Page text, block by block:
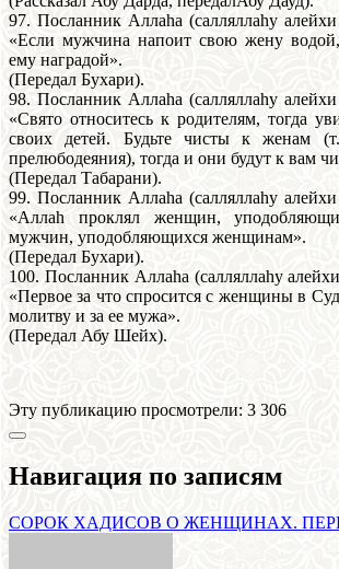
97. Посланник Аллаhа (салляллаhу алейхи
«Если мужчина напоит свою жену
ему наградой».
(Передал Бухари).
98. Посланник Аллаhа (салляллаhу алейхи
«Свято относитесь к родителям, тогда
своих детей. Будьте чисты к женам
прелюбодеяния), тогда и они будут к вам
(Передал Табарани).
99. Посланник Аллаhа (салляллаhу алейхи
«Аллаh проклял женщин,
мужчин, уподобляющихся женщинам».
(Передал Бухари).
100. Посланник Аллаhа (салляллаhу
«Первое за что спросится с женщины в
молитву и за ее мужа».
(Передал Абу Шейх).
Эту публикацию просмотрели: 3 306
Навигация по записям
СОРОК ХАДИСОВ О ЖЕНЩИНАХ.